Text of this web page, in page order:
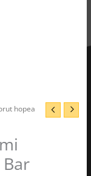
hopea